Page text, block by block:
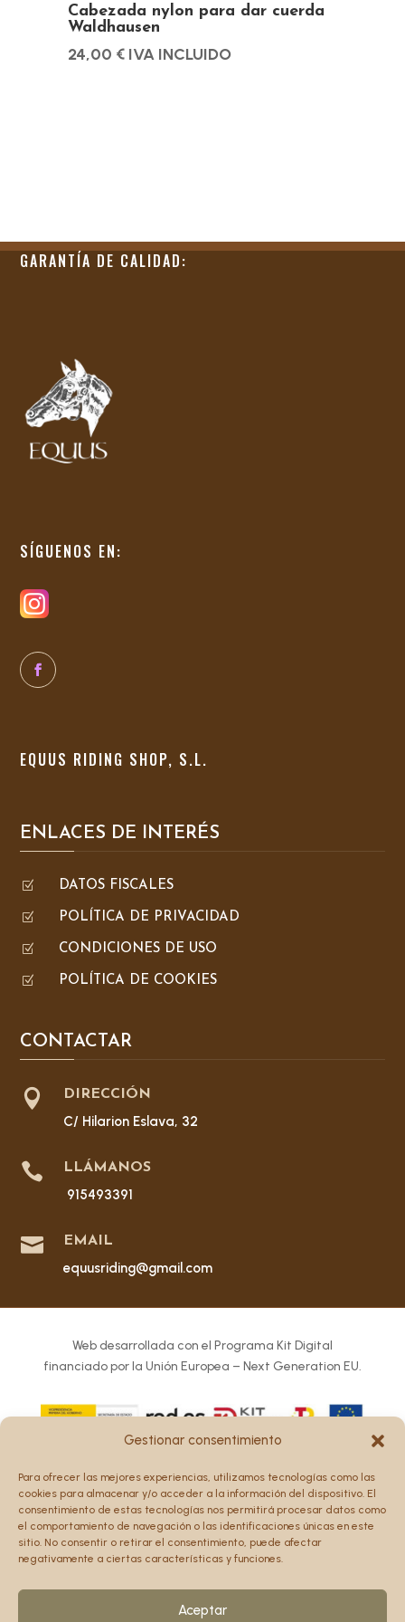
Gestionar consentimiento
Para ofrecer las mejores experiencias, utilizamos tecnologías como las
cookies para almacenar y/o acceder a la información del dispositivo. El
consentimiento de estas tecnologías nos permitirá procesar datos como
el comportamiento de navegación o las identificaciones únicas en este
sitio. No consentir o retirar el consentimiento, puede afectar
negativamente a ciertas características y funciones.
Aceptar
Cabezada nylon para dar cuerda
Waldhausen
24,00 € IVA INCLUIDO
de
producto
GARANTÍA DE CALIDAD:
SÍGUENOS EN:
EQUUS RIDING SHOP, S.L.
ENLACES DE INTERÉS
Z DATOS FISCALES
Z POLÍTICA DE PRIVACIDAD
Z CONDICIONES DE USO
Z POLÍTICA DE COOKIES
CONTACTAR
 DIRECCIÓN
C/ Hilarion Eslava, 32
 LLÁMANOS
915493391
 EMAIL
equusriding@gmail.com
Web desarrollada con el Programa Kit Digital
financiado por la Unión Europea – Next Generation EU.
son únicamente los del autor o autores y no reflejan
necesariamente los de la Unión Europea o la Comisión
Europea.
Ni la Unión Europea ni la Comisión Europea pueden ser